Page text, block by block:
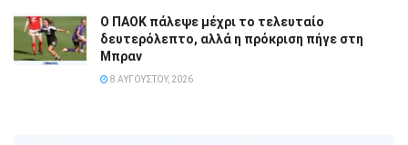
Ο ΠΑΟΚ πάλεψε μέχρι το τελευταίο
δευτερόλεπτο, αλλά η πρόκριση πήγε στη
Μπραν
8 ΑΥΓΟΎΣΤΟΥ, 2026